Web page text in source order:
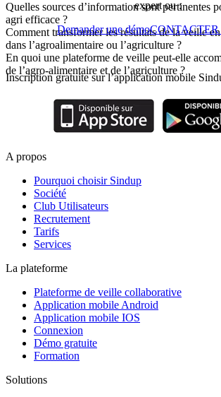
Quelles sources d’information sont pertinentes
agri efficace ?
Comment transformer les résultats de la veille
dans l’agroalimentaire ou l’agriculture ?
En quoi une plateforme de veille peut-elle
de l’agro-alimentaire et de l’agriculture ?
expert ou :
Demander une démoCONTACTER
Inscription gratuite sur l’application mobile
A propos
Pourquoi choisir Sindup
Société
Club Utilisateurs
Recrutement
Tarifs
Services
La plateforme
Plateforme de veille collaborative
Application mobile Android
Application mobile IOS
Connexion
Démo gratuite
Formation
Solutions